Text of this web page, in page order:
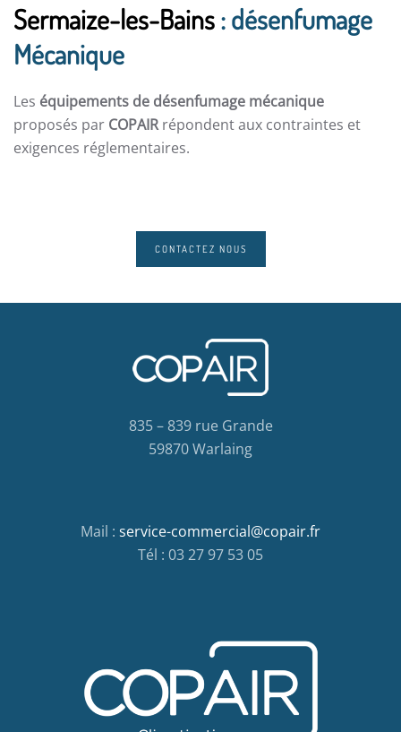
Sermaize-les-Bains: désenfumage
Mécanique
Les équipements de désenfumage mécanique
proposés par COPAIRrépondent aux contraintes et
exigences réglementaires.
CONTACTEZ NOUS
835 – 839 rue Grande
59870 Warlaing
Mail : service-commercial@copair.fr
Tél : 03 27 97 53 05